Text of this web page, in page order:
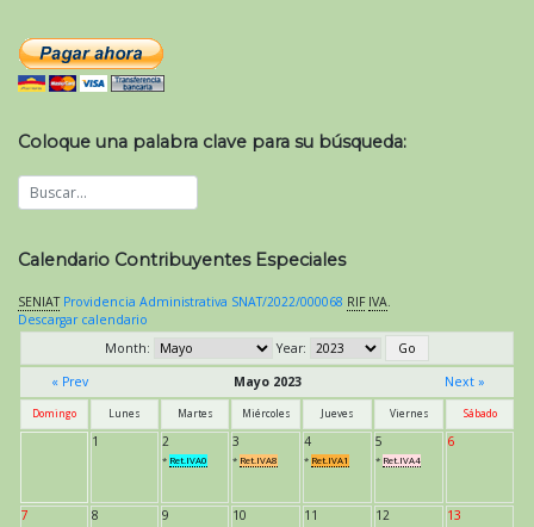
Coloque una palabra clave para su búsqueda:
Calendario Contribuyentes Especiales
SENIAT Providencia Administrativa SNAT/2022/000068 RIF IVA.
Descargar calendario
Month:
Year:
« Prev
Mayo 2023 Next »
Domingo Lunes Martes Miércoles Jueves Viernes Sábado
1 2
* Ret.IVA0
3
* Ret.IVA8
4
* Ret.IVA1
5
* Ret.IVA4
6
7 8 9 10 11 12 13